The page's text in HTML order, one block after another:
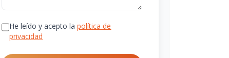
He leído y acepto lapolítica de
privacidad